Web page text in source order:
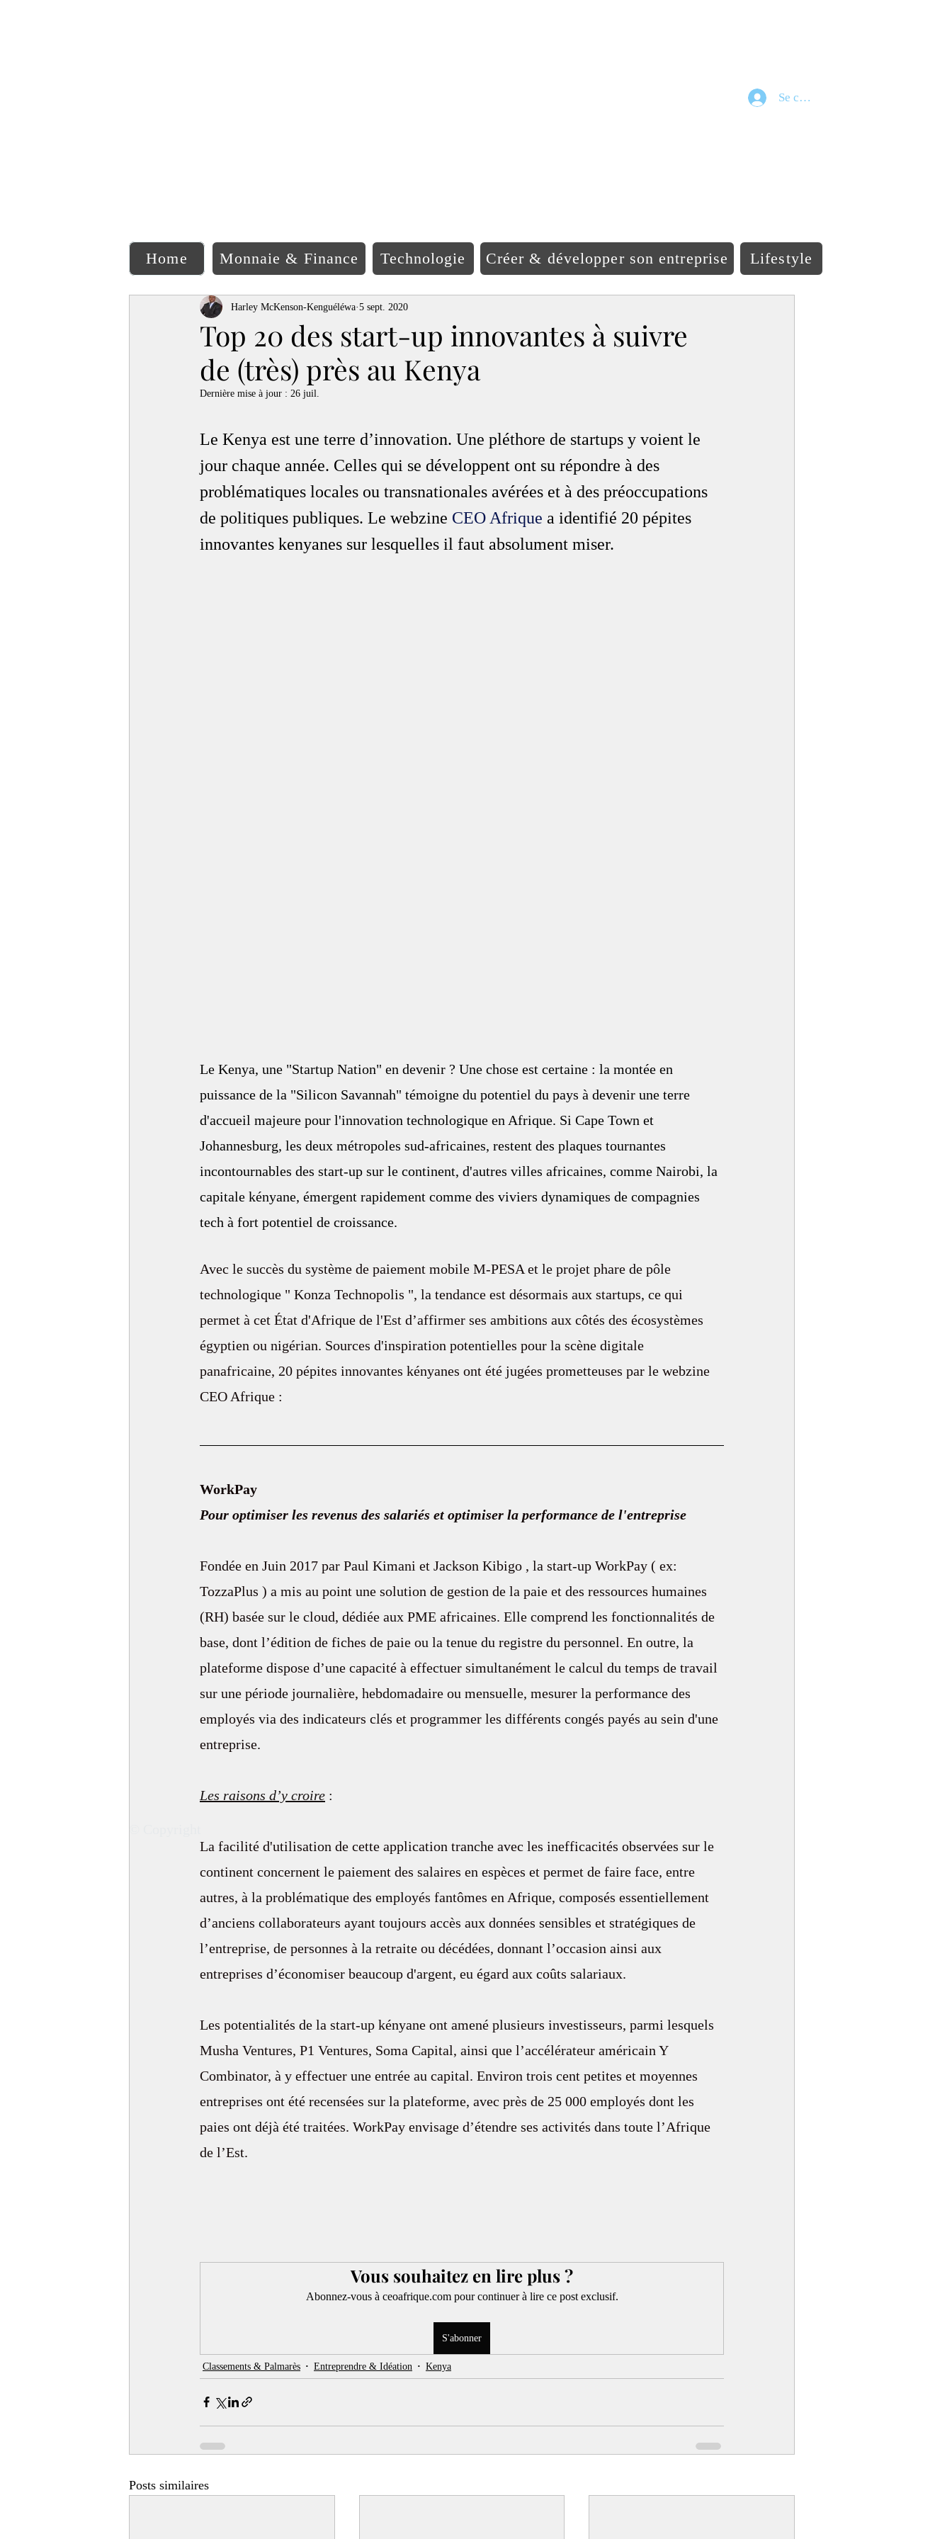
Se connecter
Home Monnaie & Finance Technologie Créer & développer son entreprise Lifestyle
Top 20 des start-up innovantes à suivre
de (très) près au Kenya
Harley McKenson-Kenguéléwa 5 sept. 2020
Dernière mise à jour : 26 juil.
Le Kenya est une terre d’innovation. Une pléthore de startups y voient le
jour chaque année. Celles qui se développent ont su répondre à des
problématiques locales ou transnationales avérées et à des préoccupations
de politiques publiques. Le webzine CEO Afrique a identifié 20 pépites
innovantes kenyanes sur lesquelles il faut absolument miser.
Le Kenya, une "Startup Nation" en devenir ? Une chose est certaine : la montée en
puissance de la "Silicon Savannah" témoigne du potentiel du pays à devenir une terre
d'accueil majeure pour l'innovation technologique en Afrique. Si Cape Town et
Johannesburg, les deux métropoles sud-africaines, restent des plaques tournantes
incontournables des start-up sur le continent, d'autres villes africaines, comme Nairobi, la
capitale kényane, émergent rapidement comme des viviers dynamiques de compagnies
tech à fort potentiel de croissance.
Avec le succès du système de paiement mobile M-PESA et le projet phare de pôle
technologique " Konza Technopolis ", la tendance est désormais aux startups, ce qui
permet à cet État d'Afrique de l'Est d’affirmer ses ambitions aux côtés des écosystèmes
égyptien ou nigérian. Sources d'inspiration potentielles pour la scène digitale
panafricaine, 20 pépites innovantes kényanes ont été jugées prometteuses par le webzine
CEO Afrique :
WorkPay
Pour optimiser les revenus des salariés et optimiser la performance de l'entreprise
Fondée en Juin 2017 par Paul Kimani et Jackson Kibigo , la start-up WorkPay ( ex:
TozzaPlus ) a mis au point une solution de gestion de la paie et des ressources humaines
(RH) basée sur le cloud, dédiée aux PME africaines. Elle comprend les fonctionnalités de
base, dont l’édition de fiches de paie ou la tenue du registre du personnel. En outre, la
plateforme dispose d’une capacité à effectuer simultanément le calcul du temps de travail
sur une période journalière, hebdomadaire ou mensuelle, mesurer la performance des
employés via des indicateurs clés et programmer les différents congés payés au sein d'une
entreprise.
Les raisons d’y croire :
La facilité d'utilisation de cette application tranche avec les inefficacités observées sur le
continent concernent le paiement des salaires en espèces et permet de faire face, entre
autres, à la problématique des employés fantômes en Afrique, composés essentiellement
d’anciens collaborateurs ayant toujours accès aux données sensibles et stratégiques de
l’entreprise, de personnes à la retraite ou décédées, donnant l’occasion ainsi aux
entreprises d’économiser beaucoup d'argent, eu égard aux coûts salariaux.
Les potentialités de la start-up kényane ont amené plusieurs investisseurs, parmi lesquels
Musha Ventures, P1 Ventures, Soma Capital, ainsi que l’accélérateur américain Y
Combinator, à y effectuer une entrée au capital. Environ trois cent petites et moyennes
entreprises ont été recensées sur la plateforme, avec près de 25 000 employés dont les
paies ont déjà été traitées. WorkPay envisage d’étendre ses activités dans toute l’Afrique
de l’Est.
Vous souhaitez en lire plus ?
Abonnez-vous à ceoafrique.com pour continuer à lire ce post exclusif.
S'abonner
Classements & Palmarès Entreprendre & Idéation Kenya
Posts similaires